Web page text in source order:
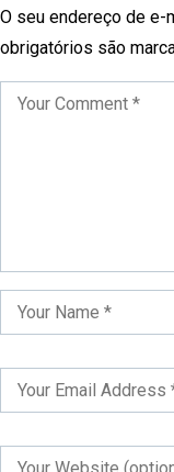
O seu endereço de e-
obrigatórios são